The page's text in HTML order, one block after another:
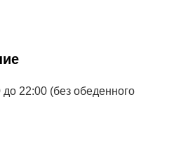
22:00 (без обеденного